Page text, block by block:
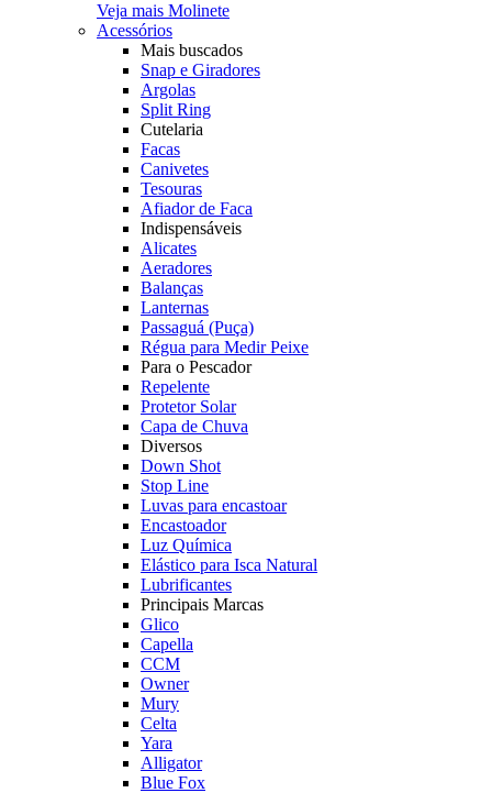
Veja mais Molinete
Acessórios
Mais buscados
Snap e Giradores
Argolas
Split Ring
Cutelaria
Facas
Canivetes
Tesouras
Afiador de Faca
Indispensáveis
Alicates
Aeradores
Balanças
Lanternas
Passaguá (Puça)
Régua para Medir Peixe
Para o Pescador
Repelente
Protetor Solar
Capa de Chuva
Diversos
Down Shot
Stop Line
Luvas para encastoar
Encastoador
Luz Química
Elástico para Isca Natural
Lubrificantes
Principais Marcas
Glico
Capella
CCM
Owner
Mury
Celta
Yara
Alligator
Blue Fox